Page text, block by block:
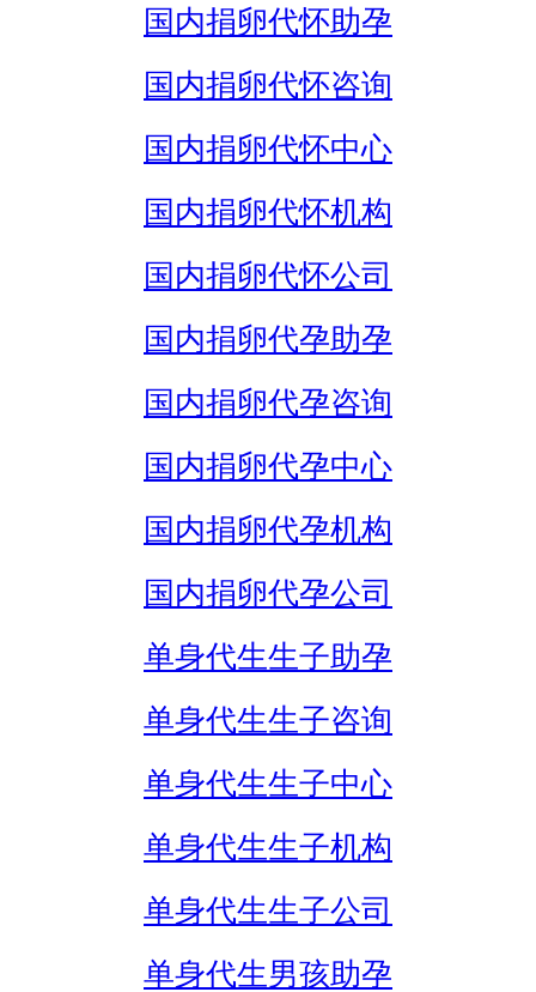
国内捐卵代怀助孕
国内捐卵代怀咨询
国内捐卵代怀中心
国内捐卵代怀机构
国内捐卵代怀公司
国内捐卵代孕助孕
国内捐卵代孕咨询
国内捐卵代孕中心
国内捐卵代孕机构
国内捐卵代孕公司
单身代生生子助孕
单身代生生子咨询
单身代生生子中心
单身代生生子机构
单身代生生子公司
单身代生男孩助孕